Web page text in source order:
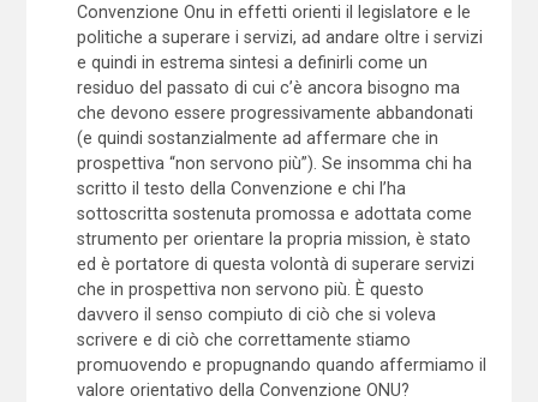
Convenzione Onu in effetti orienti il legislatore e le
politiche a superare i servizi, ad andare oltre i servizi
e quindi in estrema sintesi a definirli come un
residuo del passato di cui c’è ancora bisogno ma
che devono essere progressivamente abbandonati
(e quindi sostanzialmente ad affermare che in
prospettiva “non servono più”). Se insomma chi ha
scritto il testo della Convenzione e chi l’ha
sottoscritta sostenuta promossa e adottata come
strumento per orientare la propria mission, è stato
ed è portatore di questa volontà di superare servizi
che in prospettiva non servono più. È questo
davvero il senso compiuto di ciò che si voleva
scrivere e di ciò che correttamente stiamo
promuovendo e propugnando quando affermiamo il
valore orientativo della Convenzione ONU?